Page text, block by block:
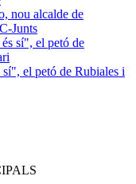
nou alcalde de
Junts
el petó de Rubiales i